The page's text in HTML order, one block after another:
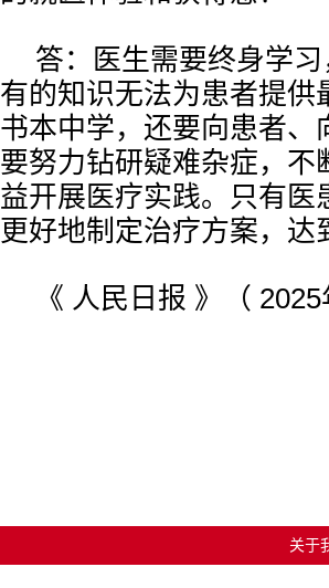
答：医生需要终身学
有的知识无法为患者提
书本中学，还要向患者
要努力钻研疑难杂症，
益开展医疗实践。只有
更好地制定治疗方案，
《 人民日报 》（
关于